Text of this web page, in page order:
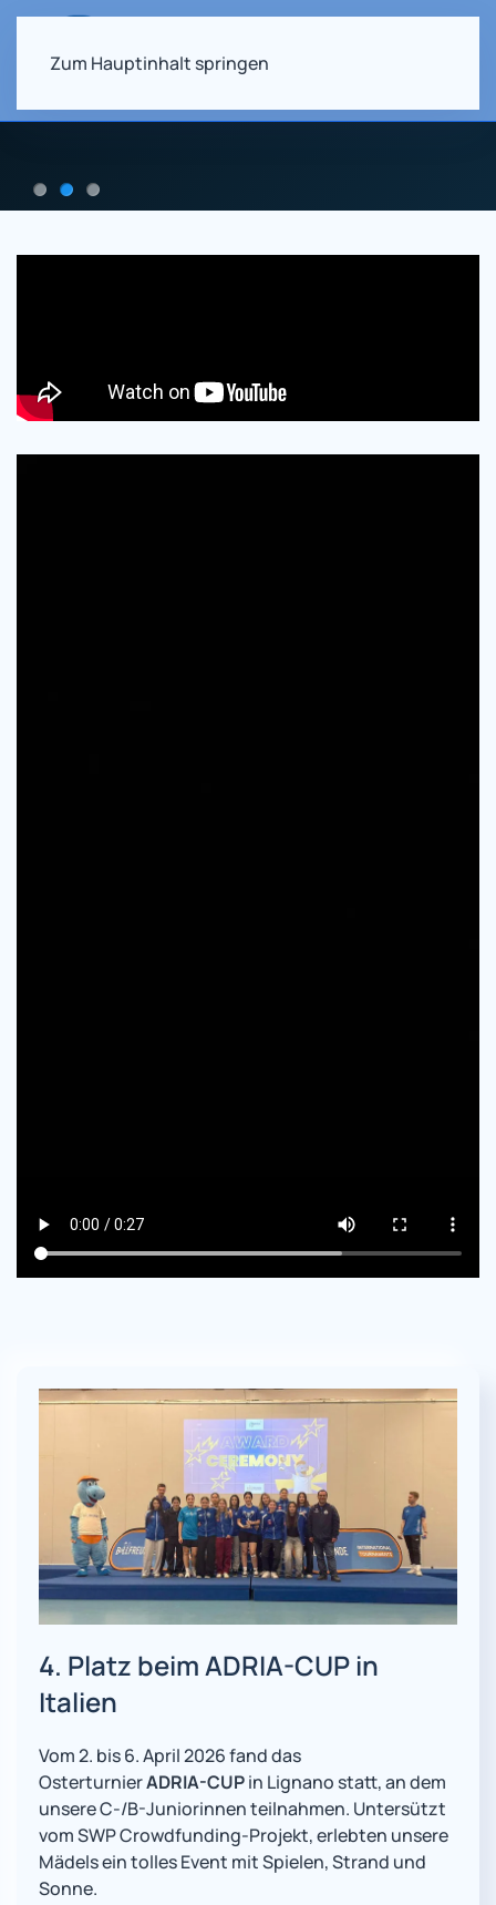
Zum Hauptinhalt springen
4. Platz beim ADRIA-CUP in
Italien
Vom 2. bis 6. April 2026 fand das
OsterturnierADRIA-CUPin Lignano statt, an dem
unsere C-/B-Juniorinnen teilnahmen. Untersützt
vom SWP Crowdfunding-Projekt, erlebten unsere
Mädels ein tolles Event mit Spielen, Strand und
Sonne.